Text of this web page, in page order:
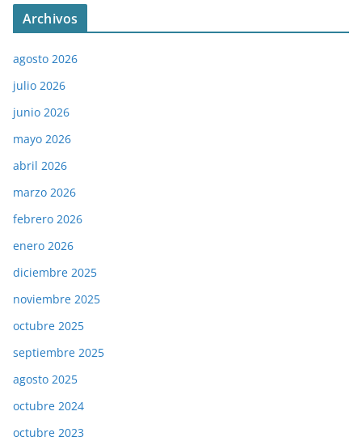
Archivos
agosto 2026
julio 2026
junio 2026
mayo 2026
abril 2026
marzo 2026
febrero 2026
enero 2026
diciembre 2025
noviembre 2025
octubre 2025
septiembre 2025
agosto 2025
octubre 2024
octubre 2023